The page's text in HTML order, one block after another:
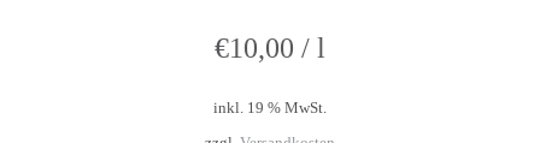
€10,00 / l
inkl. 19 % MwSt.